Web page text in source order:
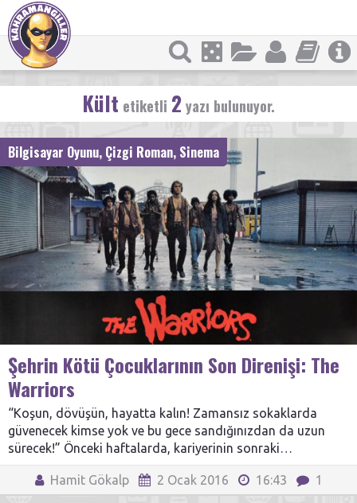
Kült etiketli 2yazı bulunuyor.
Bilgisayar Oyunu, Çizgi Roman, Sinema
Şehrin Kötü Çocuklarının Son Direnişi: The
Warriors
“Koşun, dövüşün, hayatta kalın! Zamansız sokaklarda
güvenecek kimse yok ve bu gece sandığınızdan da uzun
sürecek!” Önceki haftalarda, kariyerinin sonraki…
Hamit Gökalp 2 Ocak 2016 16:43 1